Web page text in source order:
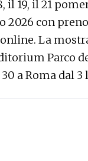
il 19, il 21
2026 con
La
Parco
a Roma dal